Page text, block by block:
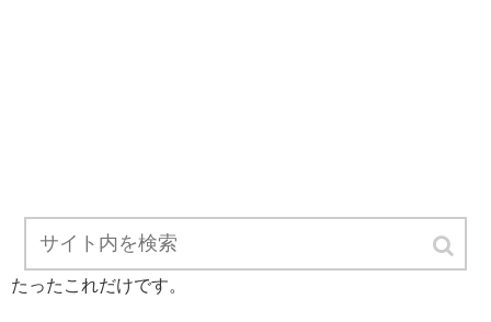
たったこれだけです。